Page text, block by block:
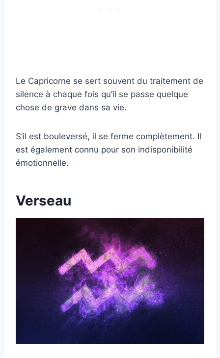
Le Capricorne se sert souvent du traitement de
silence à chaque fois qu’il se passe quelque
chose de grave dans sa vie.
S’il est bouleversé, il se ferme complètement. Il
est également connu pour son indisponibilité
émotionnelle.
Verseau